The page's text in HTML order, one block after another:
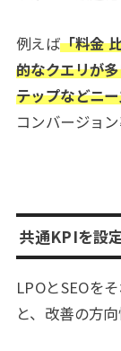
例えば「料金
的なクエリが
テップなどニ
コンバージョ
共通KPIを設
LPOとSEOを
と、改善の方